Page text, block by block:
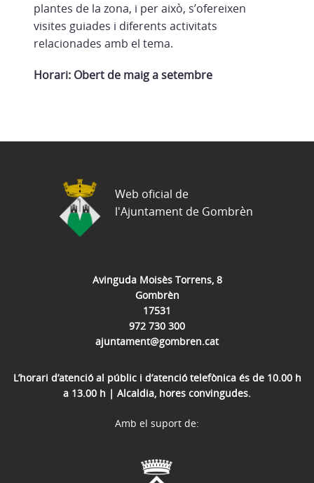
plantes de la zona, i per això, s’ofereixen
visites guiades i diferents activitats
relacionades amb el tema.
Horari: Obert de maig a setembre
Avinguda Moisès Torrens, 8
Gombrèn
17531
972 730 300
ajuntament@gombren.cat
L’horari d’atenció al públic i d’atenció telefònica és de 10.00 h
a 13.00 h | Alcaldia, hores convingudes.
Web oficial de
l'Ajuntament de Gombrèn
Amb el suport de: